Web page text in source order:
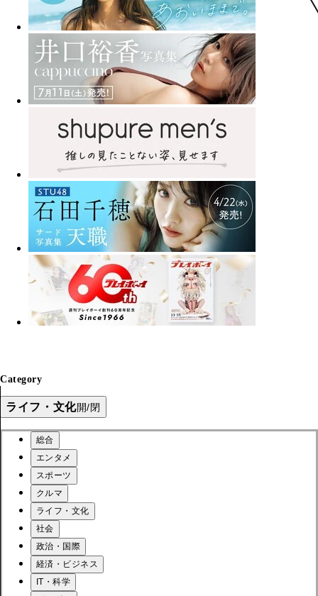
Category
ライフ・文化開/閉
総合
エンタメ
スポーツ
クルマ
ライフ・文化
社会
政治・国際
経済・ビジネス
IT・科学